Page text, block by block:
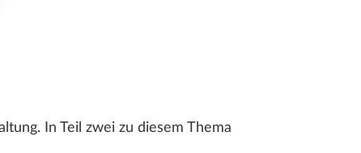
In Teil zwei zu diesem Thema